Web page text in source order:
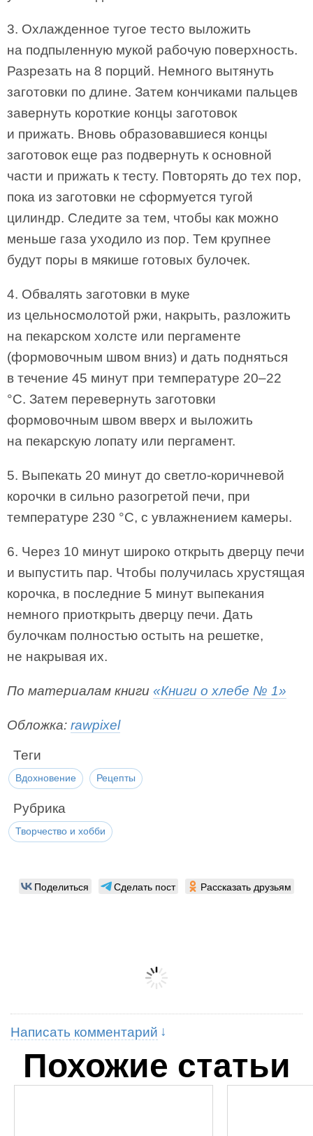
3. Охлажденное тугое тесто выложить
на подпыленную мукой рабочую поверхность.
Разрезать на 8 порций. Немного вытянуть
заготовки по длине. Затем кончиками пальцев
завернуть короткие концы заготовок
и прижать. Вновь образовавшиеся концы
заготовок еще раз подвернуть к основной
части и прижать к тесту. Повторять до тех пор,
пока из заготовки не сформуется тугой
цилиндр. Следите за тем, чтобы как можно
меньше газа уходило из пор. Тем крупнее
будут поры в мякише готовых булочек.
4. Обвалять заготовки в муке
из цельносмолотой ржи, накрыть, разложить
на пекарском холсте или пергаменте
(формовочным швом вниз) и дать подняться
в течение 45 минут при температуре 20–22
°C. Затем перевернуть заготовки
формовочным швом вверх и выложить
на пекарскую лопату или пергамент.
5. Выпекать 20 минут до светло-коричневой
корочки в сильно разогретой печи, при
температуре 230 °C, с увлажнением камеры.
6. Через 10 минут широко открыть дверцу печи
и выпустить пар. Чтобы получилась хрустящая
корочка, в последние 5 минут выпекания
немного приоткрыть дверцу печи. Дать
булочкам полностью остыть на решетке,
не накрывая их.
По материалам книги «Книги о хлебе № 1»
Обложка: rawpixel
Теги
Вдохновение Рецепты
Рубрика
Творчество и хобби
Поделиться Сделать пост Рассказать друзьям
Написать комментарий
Похожие статьи